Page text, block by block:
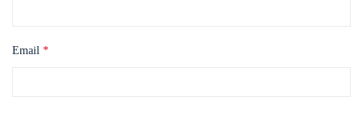
Email *